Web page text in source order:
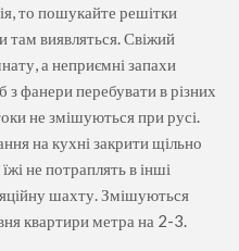
то пошукайте решітки
там виявляться. Свіжий
а неприємні запахи
фанери перебувати в різних
не змішуються при русі.
на кухні закрити щільно
не потраплять в інші
шахту. Змішуються
квартири метра на 2-3.